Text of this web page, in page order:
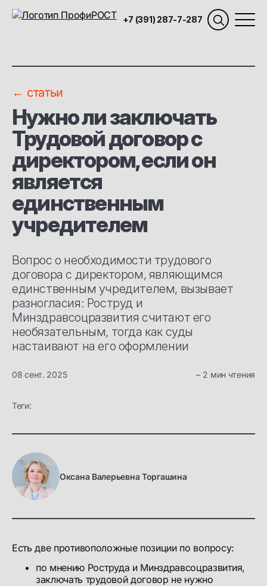
+7 (391) 287-7-287
← статьи
Нужно ли заключать
Трудовой договор с
директором, если он
является
единственным
учредителем
Вопрос о необходимости трудового
договора с директором, являющимся
единственным учредителем, вызывает
разногласия: Роструд и
Минздравсоцразвития считают его
необязательным, тогда как суды
настаивают на его оформлении
08 сент. 2025 ~ 2 мин чтения
Теги:
Есть две противоположные позиции по вопросу:
по мнению Роструда и Минздравсоцразвития,
заключать трудовой договор не нужно
Оксана Валерьевна Торгашина